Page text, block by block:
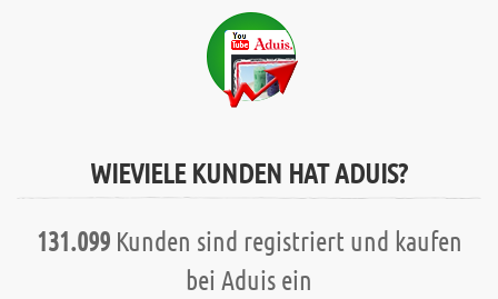
WIEVIELE KUNDEN HAT ADUIS?
131.099Kunden sind registriert und kaufen
bei Aduis ein